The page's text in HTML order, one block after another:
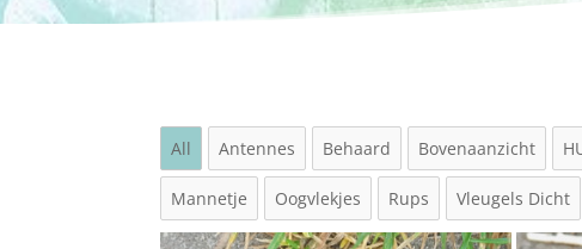
All Antennes Behaard Bovenaanzicht
Mannetje Oogvlekjes Rups Vleugels Dicht